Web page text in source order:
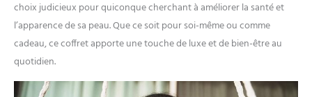
choix judicieux pour quiconque cherchant à améliorer la santé et
l’apparence de sa peau. Que ce soit pour soi-même ou comme
cadeau, ce coffret apporte une touche de luxe et de bien-être au
quotidien.